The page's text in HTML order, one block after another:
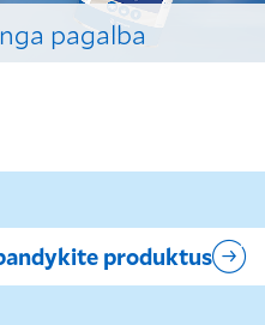
pagalba
produktus